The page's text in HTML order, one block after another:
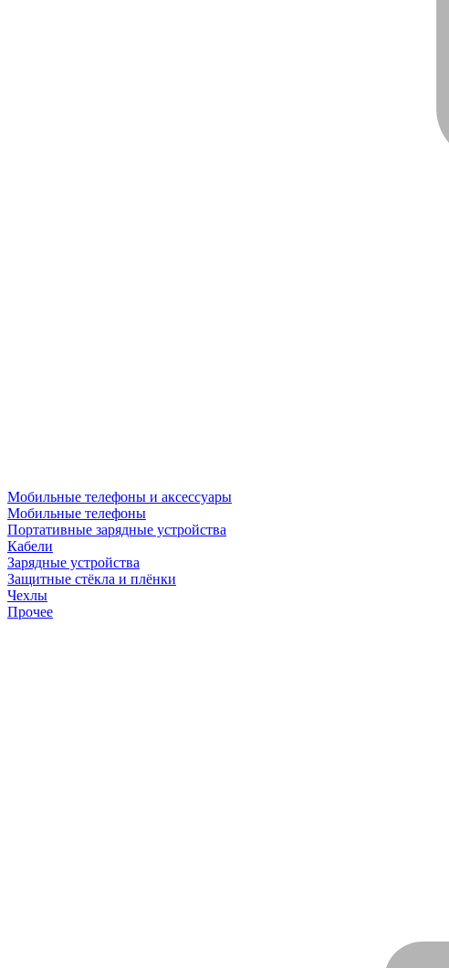
Мобильные телефоны и аксессуары
Мобильные телефоны
Портативные зарядные устройства
Кабели
Зарядные устройства
Защитные стёкла и плёнки
Чехлы
Прочее